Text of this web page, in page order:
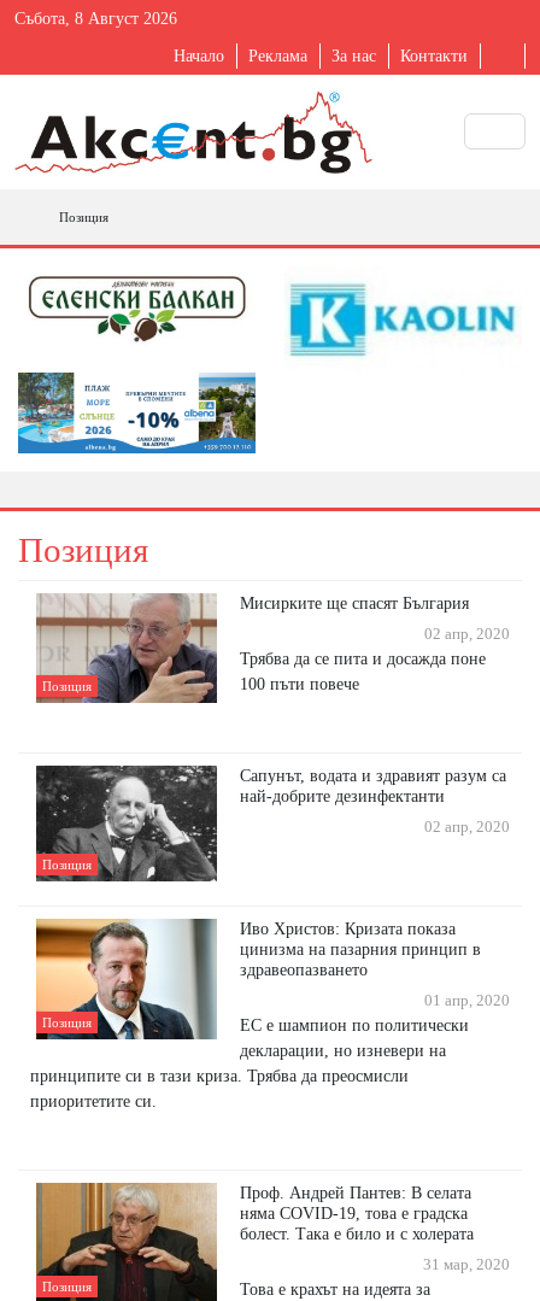
Събота, 8 Август 2026
Начало Реклама За нас Контакти
Позиция
Позиция
Позиция
Мисирките ще спасят България
02 апр, 2020
Трябва да се пита и досажда поне
100 пъти повече
Позиция
Сапунът, водата и здравият разум са
най-добрите дезинфектанти
02 апр, 2020
Позиция
Иво Христов: Кризата показа
цинизма на пазарния принцип в
здравеопазването
01 апр, 2020
ЕС е шампион по политически
декларации, но изневери на
принципите си в тази криза. Трябва да преосмисли
приоритетите си.
Позиция
Проф. Андрей Пантев: В селата
няма COVID-19, това е градска
болест. Така е било и с холерата
31 мар, 2020
Това е крахът на идеята за